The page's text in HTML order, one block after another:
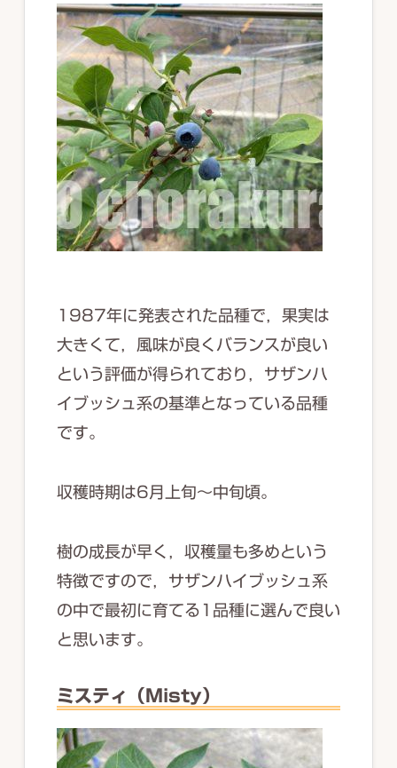
1987年に発表された品種で，果実は
大きくて，風味が良くバランスが良い
という評価が得られており，サザンハ
イブッシュ系の基準となっている品種
です。
収穫時期は6月上旬～中旬頃。
樹の成長が早く，収穫量も多めという
特徴ですので，サザンハイブッシュ系
の中で最初に育てる1品種に選んで良い
と思います。
ミスティ（Misty）